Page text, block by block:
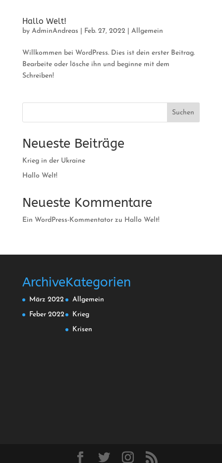
Hallo Welt!
by AdminAndreas Feb. 27, 2022 Allgemein
Willkommen bei WordPress. Dies ist dein erster Beitrag.
Bearbeite oder lösche ihn und beginne mit dem
Schreiben!
Suchen
Neueste Beiträge
Krieg in der Ukraine
Hallo Welt!
Neueste Kommentare
Ein WordPress-Kommentatorzu Hallo Welt!
Archive
März 2022
Feber 2022
Kategorien
Allgemein
Krieg
Krisen